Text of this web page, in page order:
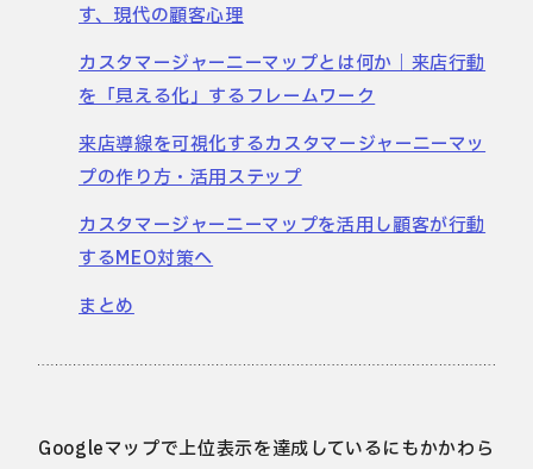
す、現代の顧客心理
カスタマージャーニーマップとは何か｜来店行動
を「見える化」するフレームワーク
来店導線を可視化するカスタマージャーニーマッ
プの作り方・活用ステップ
カスタマージャーニーマップを活用し顧客が行動
するMEO対策へ
まとめ
Googleマップで上位表示を達成しているにもかかわら